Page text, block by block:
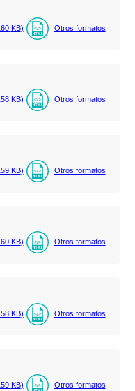
KB) Otros formatos
KB) Otros formatos
KB) Otros formatos
KB) Otros formatos
KB) Otros formatos
KB) Otros formatos